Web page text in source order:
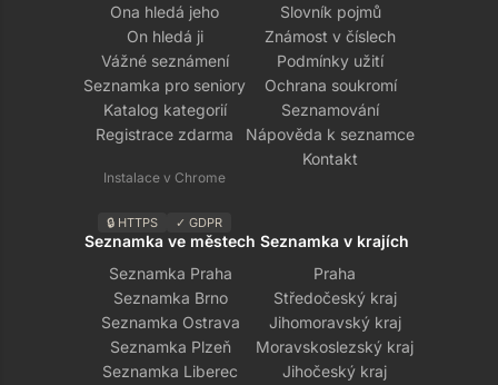
Ona hledá jeho
On hledá ji
Vážné seznámení
Seznamka pro seniory
Katalog kategorií
Registrace zdarma
Instalace v Chrome
🔒 HTTPS ✓ GDPR
Slovník pojmů
Známost v číslech
Podmínky užití
Ochrana soukromí
Seznamování
Nápověda k seznamce
Kontakt
Seznamka ve městech
Seznamka Praha
Seznamka Brno
Seznamka Ostrava
Seznamka Plzeň
Seznamka Liberec
Seznamka v krajích
Praha
Středočeský kraj
Jihomoravský kraj
Moravskoslezský kraj
Jihočeský kraj